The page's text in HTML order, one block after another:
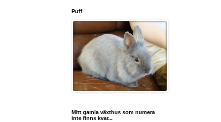
Puff
Mitt gamla växthus som numera
inte finns kvar...